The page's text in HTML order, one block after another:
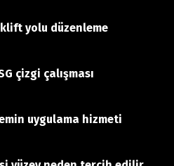
yolu düzenleme
çizgi çalışması
uygulama hizmeti